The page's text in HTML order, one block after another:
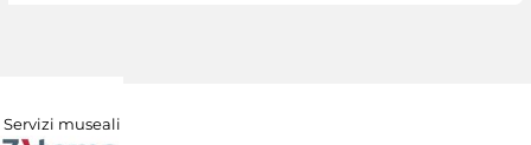
Servizi museali